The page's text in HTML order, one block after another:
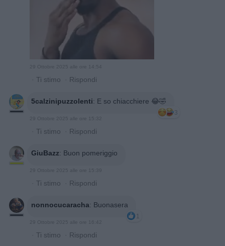
29 Ottobre 2025 alle ore 14:54
· Ti stimo · Rispondi
5calzinipuzzolenti: E so chiacchiere 😂🤣
3
29 Ottobre 2025 alle ore 15:32
· Ti stimo · Rispondi
GiuBazz: Buon pomeriggio
29 Ottobre 2025 alle ore 15:39
· Ti stimo · Rispondi
nonnocucaracha: Buonasera
1
29 Ottobre 2025 alle ore 16:42
· Ti stimo · Rispondi